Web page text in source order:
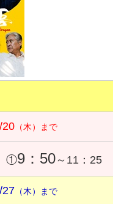
20 （木）まで
①9：50～11：25
27 （木）まで